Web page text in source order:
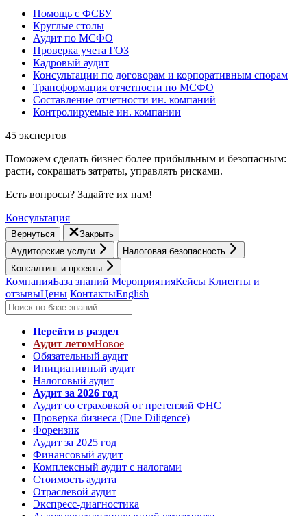
Помощь с ФСБУ
Круглые столы
Аудит по МСФО
Проверка учета ГОЗ
Кадровый аудит
Консультации по договорам и корпоративным спорам
Трансформация отчетности по МСФО
Составление отчетности ин. компаний
Контролируемые ин. компании
45 экспертов
Поможем сделать бизнес более прибыльным и безопасным:
расти, cокращать затраты, управлять рисками.
Есть вопросы? Задайте их нам!
Консультация
Вернуться
Закрыть
Аудиторские услуги
Налоговая безопасность
Консалтинг и проекты
КомпанияБаза знаний МероприятияКейсы Клиенты и
отзывыЦены КонтактыEnglish
Перейти в раздел
Аудит летомНовое
Обязательный аудит
Инициативный аудит
Налоговый аудит
Аудит за 2026 год
Аудит со страховкой от претензий ФНС
Проверка бизнеса (Due Diligence)
Форензик
Аудит за 2025 год
Финансовый аудит
Комплексный аудит с налогами
Стоимость аудита
Отраслевой аудит
Экспресс-диагностика